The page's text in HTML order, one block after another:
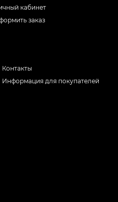
кабинет
заказ
Контакты
Информация для покупателей